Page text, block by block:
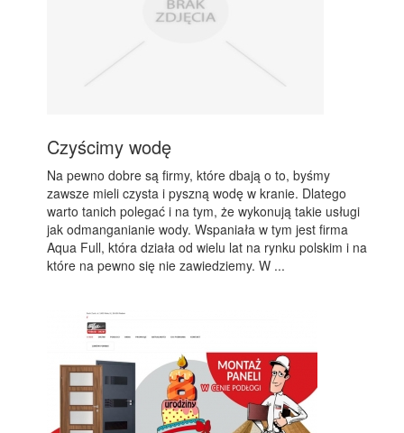
Czyścimy wodę
Na pewno dobre są firmy, które dbają o to, byśmy
zawsze mieli czysta i pyszną wodę w kranie. Dlatego
warto tanich polegać i na tym, że wykonują takie usługi
jak odmanganianie wody. Wspaniała w tym jest firma
Aqua Full, która działa od wielu lat na rynku polskim i na
które na pewno się nie zawiedziemy. W ...